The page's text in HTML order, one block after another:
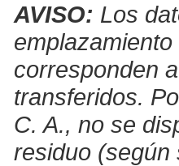
AVISO: Los
corresponden
transferidos.
C. A., no se
residuo (según